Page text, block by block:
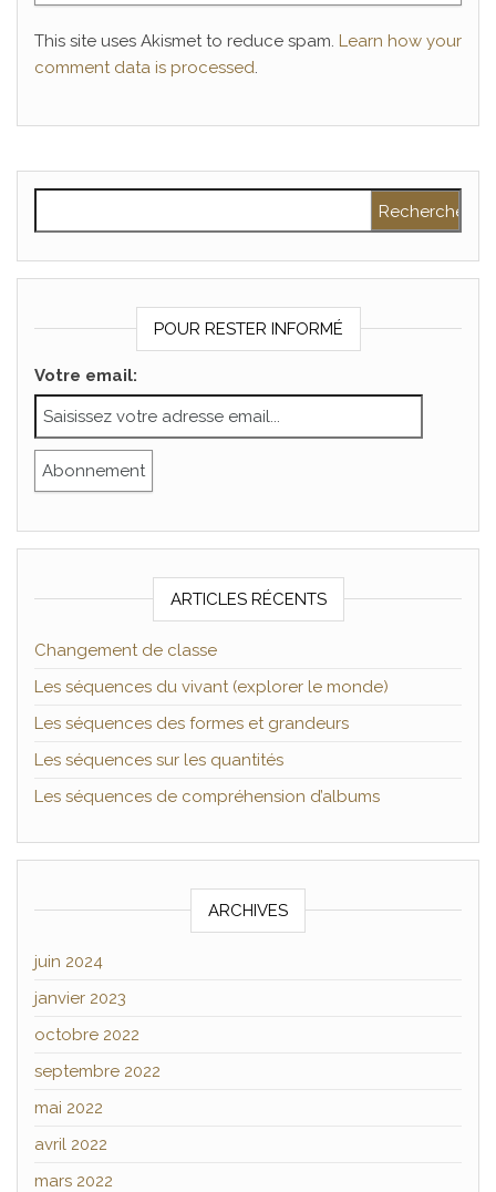
This site uses Akismet to reduce spam. Learn how your
comment data is processed.
POUR RESTER INFORMÉ
Votre email:
ARTICLES RÉCENTS
Changement de classe
Les séquences du vivant (explorer le monde)
Les séquences des formes et grandeurs
Les séquences sur les quantités
Les séquences de compréhension d’albums
ARCHIVES
juin 2024
janvier 2023
octobre 2022
septembre 2022
mai 2022
avril 2022
mars 2022